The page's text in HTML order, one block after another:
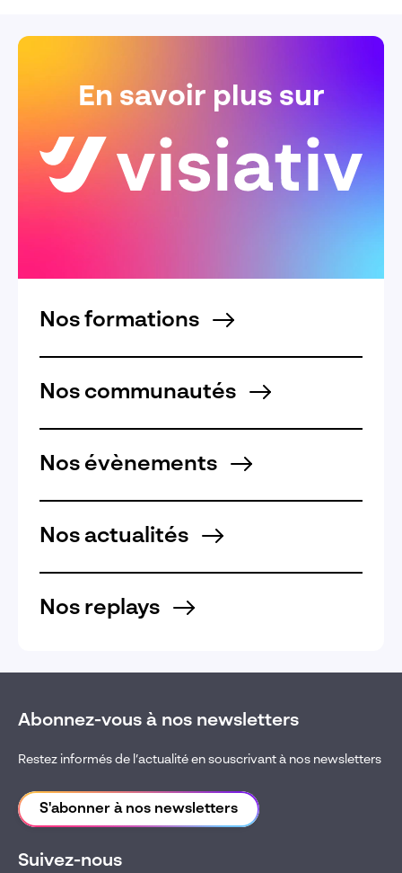
En savoir plus sur
Nos formations
Nos communautés
Nos évènements
Nos actualités
Nos replays
Abonnez-vous à nos newsletters
Restez informés de l’actualité en souscrivant à nos newsletters
S'abonner à nos newsletters
Suivez-nous